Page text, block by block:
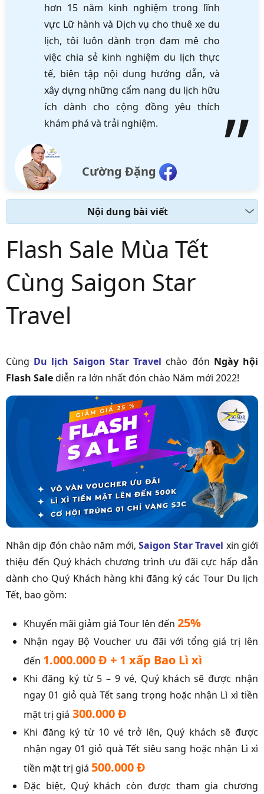
hơn 15 năm kinh nghiệm trong lĩnh
vực Lữ hành và Dịch vụ cho thuê xe du
lịch, tôi luôn dành trọn đam mê cho
việc chia sẻ kinh nghiệm du lịch thực
tế, biên tập nội dung hướng dẫn, và
xây dựng những cẩm nang du lịch hữu
ích dành cho cộng đồng yêu thích
khám phá và trải nghiệm.
Cường Đặng
Nội dung bài viết
Flash Sale Mùa Tết
Cùng Saigon Star
Travel
Cùng Du lịch Saigon Star Travel chào đón Ngày hội
Flash Salediễn ra lớn nhất đón chào Năm mới 2022!
Nhân dịp đón chào năm mới, Saigon Star Travel xin giới
thiệu đến Quý khách chương trình ưu đãi cực hấp dẫn
dành cho Quý Khách hàng khi đăng ký các Tour Du lịch
Tết, bao gồm:
Khuyến mãi giảm giá Tour lên đến 25%
Nhận ngay Bộ Voucher ưu đãi với tổng giá trị lên
đến 1.000.000 Đ + 1 xấp Bao Lì xì
Khi đăng ký từ 5 – 9 vé, Quý khách sẽ được nhận
ngay 01 giỏ quà Tết sang trọng hoặc nhận Lì xì tiền
mặt trị giá 300.000 Đ
Khi đăng ký từ 10 vé trở lên, Quý khách sẽ được
nhận ngay 01 giỏ quà Tết siêu sang hoặc nhận Lì xì
tiền mặt trị giá 500.000 Đ
Đặc biệt, Quý khách còn được tham gia chương